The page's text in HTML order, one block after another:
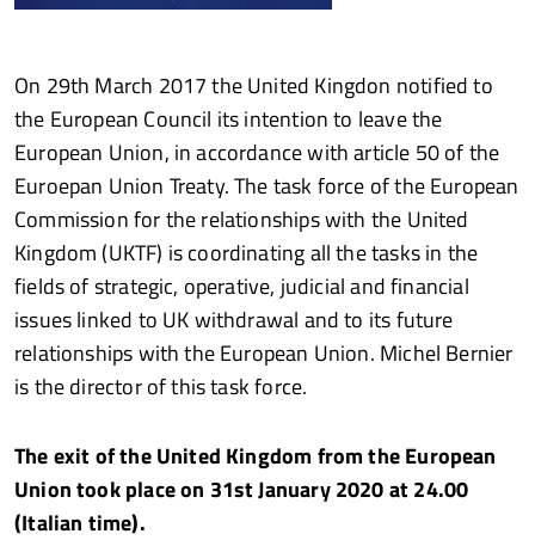
On 29th March 2017 the United Kingdon notified to
the European Council its intention to leave the
European Union, in accordance with article 50 of the
Euroepan Union Treaty. The task force of the European
Commission for the relationships with the United
Kingdom (UKTF) is coordinating all the tasks in the
fields of strategic, operative, judicial and financial
issues linked to UK withdrawal and to its future
relationships with the European Union. Michel Bernier
is the director of this task force.
The exit of the United Kingdom from the European
Union took place on 31st January 2020 at 24.00
(Italian time).